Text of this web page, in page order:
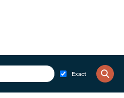
Exact